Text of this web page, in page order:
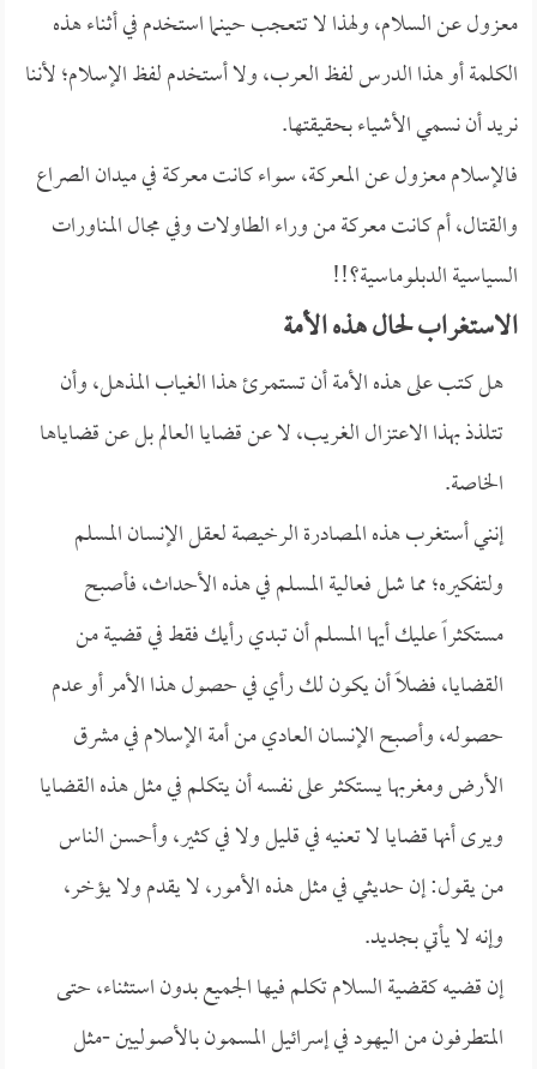
معزول عن السلام، ولهذا لا تتعجب حينما استخدم في أثناء هذه
الكلمة أو هذا الدرس لفظ العرب، ولا أستخدم لفظ الإسلام؛ لأننا
نريد أن نسمي الأشياء بحقيقتها.
فالإسلام معزول عن المعركة، سواء كانت معركة في ميدان الصراع
والقتال، أم كانت معركة من وراء الطاولات وفي مجال المناورات
السياسية الدبلوماسية؟!!
الاستغراب لحال هذه الأمة
هل كتب على هذه الأمة أن تستمرئ هذا الغياب المذهل، وأن
تتلذذ بهذا الاعتزال الغريب، لا عن قضايا العالم بل عن قضاياها
الخاصة.
إنني أستغرب هذه المصادرة الرخيصة لعقل الإنسان المسلم
ولتفكيره؛ مما شل فعالية المسلم في هذه الأحداث، فأصبح
مستكثراً عليك أيها المسلم أن تبدي رأيك فقط في قضية من
القضايا، فضلاً أن يكون لك رأي في حصول هذا الأمر أو عدم
حصوله، وأصبح الإنسان العادي من أمة الإسلام في مشرق
الأرض ومغربها يستكثر على نفسه أن يتكلم في مثل هذه القضايا
ويرى أنها قضايا لا تعنيه في قليل ولا في كثير، وأحسن الناس
من يقول: إن حديثي في مثل هذه الأمور، لا يقدم ولا يؤخر،
وإنه لا يأتي بجديد.
إن قضيه كقضية السلام تكلم فيها الجميع بدون استثناء، حتى
المتطرفون من اليهود في إسرائيل المسمون بالأصوليين -مثل